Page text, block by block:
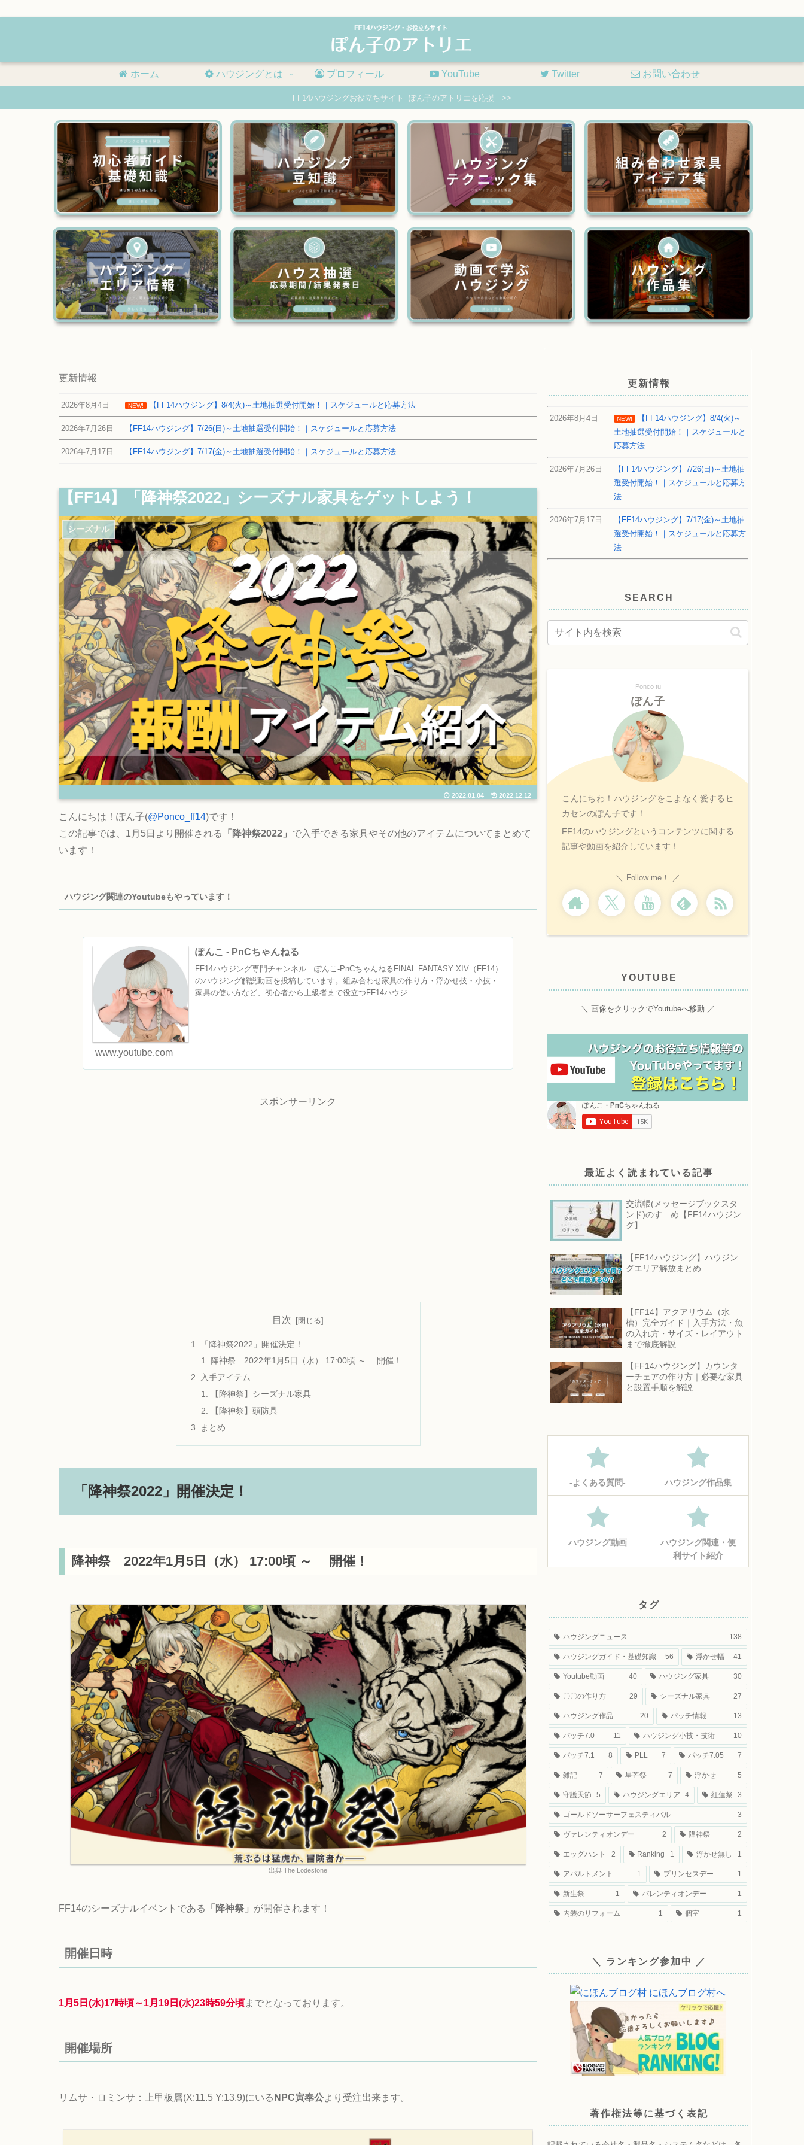
ホーム ハウジングとは プロフィール YouTube Twitter お問い合わせ
FF14ハウジングお役立ちサイト│ぽん子のアトリエを応援 >>
更新情報
2026年8月4日 NEW! 【FF14ハウジング】8/4(火)～土地抽選受付開始！｜スケジュールと応募方法
2026年7月26日 【FF14ハウジング】7/26(日)～土地抽選受付開始！｜スケジュールと応募方法
2026年7月17日 【FF14ハウジング】7/17(金)～土地抽選受付開始！｜スケジュールと応募方法
【FF14】「降神祭2022」シーズナル家具をゲットしよう！
シーズナル
2022.01.04 2022.12.12
こんにちは！ぽん子(@Ponco_ff14)です！
この記事では、1月5日より開催される
「降神祭2022」 で入手できる家具やその他のアイテムについてまとめて
います！
ハウジング関連のYoutubeもやっています！
ぽんこ - PnCちゃんねる
FF14ハウジング専門チャンネル｜ぽんこ‐PnCちゃんねるFINAL FANTASY XIV（FF14）
のハウジング解説動画を投稿しています。組み合わせ家具の作り方・浮かせ技・小技・
家具の使い方など、初心者から上級者まで役立つFF14ハウジ...
www.youtube.com
スポンサーリンク
目次
「降神祭2022」開催決定！
降神祭 2022年1月5日（水） 17:00頃 ～ 開催！
入手アイテム
【降神祭】シーズナル家具
【降神祭】頭防具
まとめ
「降神祭2022」開催決定！
降神祭 2022年1月5日（水） 17:00頃 ～ 開催！
出典 The Lodestone
FF14のシーズナルイベントである 「降神祭」 が開催されます！
開催日時
1月5日(水)17時頃～1月19日(水)23時59分頃までとなっております。
開催場所
リムサ・ロミンサ：上甲板層(X:11.5 Y:13.9)にいる NPC寅奉公より受注出来ます。
更新情報
2026年8月4日 NEW!
【FF14ハウジング】8/4(火)～
土地抽選受付開始！｜スケジュールと
応募方法
2026年7月26日
【FF14ハウジング】7/26(日)～土地抽
選受付開始！｜スケジュールと応募方
法
2026年7月17日
【FF14ハウジング】7/17(金)～土地抽
選受付開始！｜スケジュールと応募方
法
SEARCH
Ponco tu
ぽん子
こんにちわ！ハウジングをこよなく愛するヒ
カセンのぽん子です！
FF14のハウジングというコンテンツに関する
記事や動画を紹介しています！
Follow me！
YOUTUBE
＼ 画像をクリックでYoutubeへ移動 ／
最近よく読まれている記事
交流帳(メッセージブックスタ
ンド)のすゝめ【FF14ハウジン
グ】
【FF14ハウジング】ハウジン
グエリア解放まとめ
【FF14】アクアリウム（水
槽）完全ガイド｜入手方法・魚
の入れ方・サイズ・レイアウト
まで徹底解説
【FF14ハウジング】カウンタ
ーチェアの作り方｜必要な家具
と設置手順を解説
‐よくある質問‐ ハウジング作品集
ハウジング動画
ハウジング関連・便
利サイト紹介
タグ
ハウジングニュース 138
ハウジングガイド・基礎知識 56 浮かせ幅 41
Youtube動画 40 ハウジング家具 30
〇〇の作り方 29 シーズナル家具 27
ハウジング作品 20 パッチ情報 13
パッチ7.0 11 ハウジング小技・技術 10
パッチ7.1 8 PLL 7 パッチ7.05 7
雑記 7 星芒祭 7 浮かせ 5
守護天節 5 ハウジングエリア 4 紅蓮祭 3
ゴールドソーサーフェスティバル 3
ヴァレンティオンデー 2 降神祭 2
エッグハント 2 Ranking 1 浮かせ無し 1
アパルトメント 1 プリンセスデー 1
新生祭 1 バレンティオンデー 1
内装のリフォーム 1 個室 1
＼ ランキング参加中 ／
著作権法等に基づく表記